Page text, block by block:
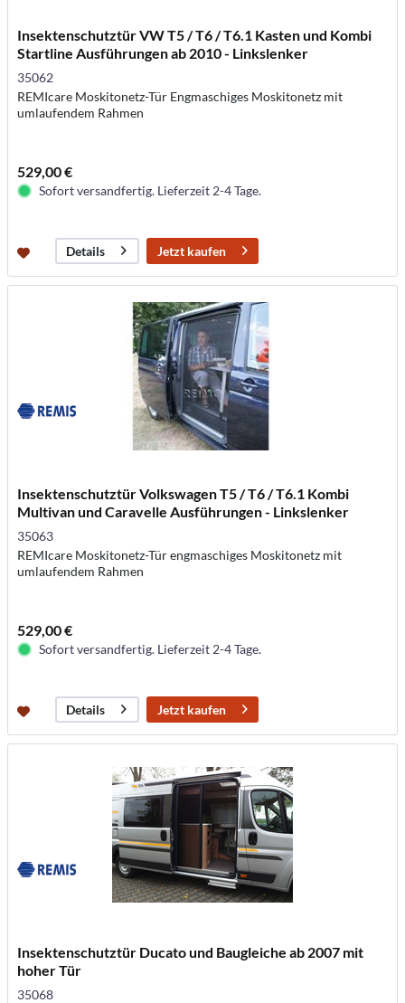
Insektenschutztür VW T5 / T6 / T6.1 Kasten und Kombi
Startline Ausführungen ab 2010 - Linkslenker
35062
REMIcare Moskitonetz-Tür Engmaschiges Moskitonetz mit
umlaufendem Rahmen
529,00 €
Sofort versandfertig. Lieferzeit 2-4 Tage.
Details Jetzt kaufen
Insektenschutztür Volkswagen T5 / T6 / T6.1 Kombi
Multivan und Caravelle Ausführungen - Linkslenker
35063
REMIcare Moskitonetz-Tür engmaschiges Moskitonetz mit
umlaufendem Rahmen
529,00 €
Sofort versandfertig. Lieferzeit 2-4 Tage.
Details Jetzt kaufen
Insektenschutztür Ducato und Baugleiche ab 2007 mit
hoher Tür
35068